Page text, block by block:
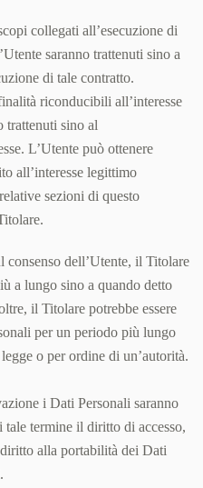
collegati all’esecuzione di
saranno trattenuti sino a
di tale contratto.
riconducibili all’interesse
trattenuti sino al
L’Utente può ottenere
all’interesse legittimo
sezioni di questo
consenso dell’Utente, il Titolare
a lungo sino a quando detto
il Titolare potrebbe essere
per un periodo più lungo
o per ordine di un’autorità.
i Dati Personali saranno
termine il diritto di accesso,
alla portabilità dei Dati